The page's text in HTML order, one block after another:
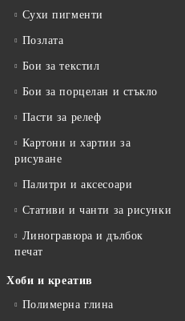
Сухи пигменти
Позлата
Бои за текстил
Бои за порцелан и стъкло
Пасти за релеф
Картони и хартии за
рисуване
Палитри и аксесоари
Стативи и чанти за рисунки
Линогравюра и дълбок
печат
Хоби и креатив
Полимерна глина